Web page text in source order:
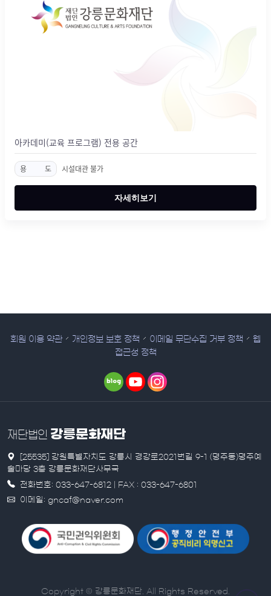
아카데미(교육 프로그램) 전용 공간
용 도 시설대관 불가
자세히보기
회원 이용 약관 개인정보 보호 정책 이메일 무단수집 거부 정책
웹
접근성 정책
재단법인 강릉문화재단
[25535] 강원특별자치도 강릉시 경강로2021번길 9-1 (명주동)명주예
술마당 3층 강릉문화재단사무국
전화번호: 033-647-6812 | FAX : 033-647-6801
이메일: gncaf@naver.com
Copyright © 강릉문화재단. All Rights Reserved.